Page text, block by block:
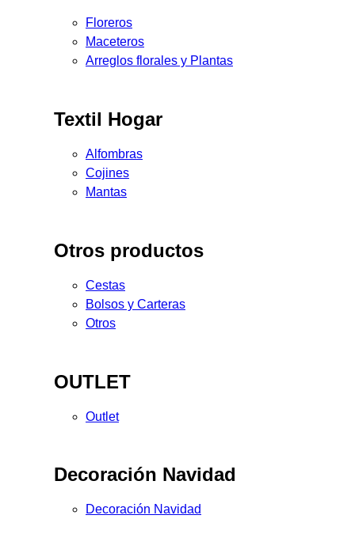
Floreros
Maceteros
Arreglos florales y Plantas
Textil Hogar
Alfombras
Cojines
Mantas
Otros productos
Cestas
Bolsos y Carteras
Otros
OUTLET
Outlet
Decoración Navidad
Decoración Navidad